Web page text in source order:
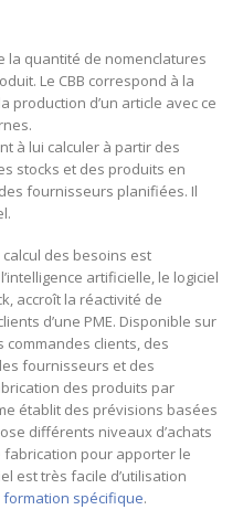
la quantité de nomenclatures
Le CBB correspond à la
production d’un article avec ce
à lui calculer à partir des
stocks et des produits en
fournisseurs planifiées. Il
calcul des besoins est
artificielle, le logiciel
accroît la réactivité de
d’une PME. Disponible sur
commandes clients, des
fournisseurs et des
des produits par
établit des prévisions basées
différents niveaux d’achats
pour apporter le
est très facile d’utilisation
formation spécifique.